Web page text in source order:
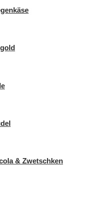
& Zwetschken